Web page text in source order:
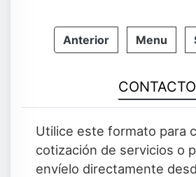
Anterior Menu
CONTACTO
Utilice este formato para
cotización de servicios o
envíelo directamente